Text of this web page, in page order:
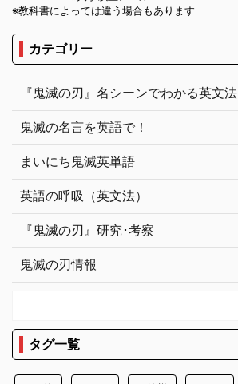
※教科書によっては違う場合もあります
カテゴリー
『鬼滅の刃』名シーンでわかる英文法
鬼滅の名言を英語で！
まいにち鬼滅英単語
英語の呼吸（英文法）
『鬼滅の刃』研究･考察
鬼滅の刃情報
タグ一覧